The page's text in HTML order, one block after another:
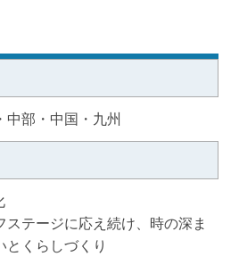
中部・中国・九州
ステージに応え続け、時の深ま
とくらしづくり